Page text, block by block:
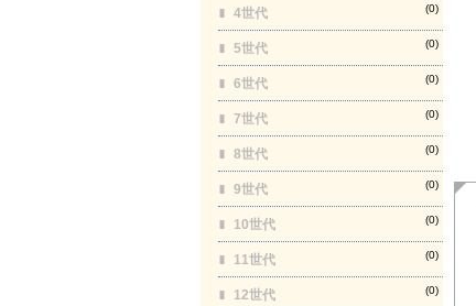
4世代 (0)
5世代 (0)
6世代 (0)
7世代 (0)
8世代 (0)
9世代 (0)
10世代 (0)
11世代 (0)
12世代 (0)